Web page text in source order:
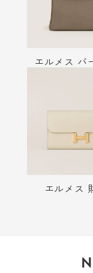
エルメス バ
エルメス